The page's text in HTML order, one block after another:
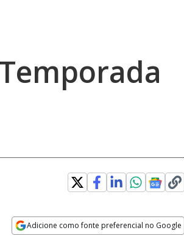
Adicione como fonte preferencial no Google